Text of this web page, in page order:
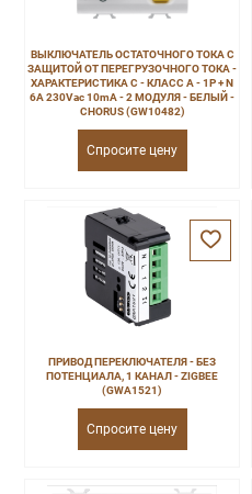
ВЫКЛЮЧАТЕЛЬ ОСТАТОЧНОГО ТОКА С
ЗАЩИТОЙ ОТ ПЕРЕГРУЗОЧНОГО ТОКА -
ХАРАКТЕРИСТИКА C - КЛАСС A - 1P + N
6A 230Vac 10mA - 2 МОДУЛЯ - БЕЛЫЙ -
CHORUS (GW10482)
Спросите цену
ПРИВОД ПЕРЕКЛЮЧАТЕЛЯ - БЕЗ
ПОТЕНЦИАЛА, 1 КАНАЛ - ZIGBEE
(GWA1521)
Спросите цену